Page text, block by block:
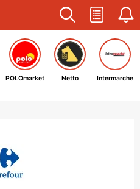
POLOmarket Netto Intermarche